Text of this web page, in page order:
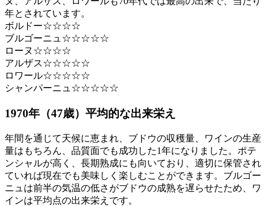
年とされています。
ボルドー☆☆☆☆
ブルゴーニュ☆☆☆☆☆
ローヌ☆☆☆☆
アルザス☆☆☆☆☆
ロワール☆☆☆☆☆
シャンパーニュ☆☆☆☆☆
1970年（47歳）平均的な出来栄え
年間を通じて天候に恵まれ、ブドウの収穫量、ワインの生産
量はもちろん、品質面でも成功した1年になりました。ポテ
ンシャルが高く、長期熟成にも向いており、適切に保管され
ていれば現在でも美味しく楽しむことができます。ブルゴー
ニュは前半の気温の低さがブドウの成熟を遅らせたため、ワ
インは平均点の出来栄えです。